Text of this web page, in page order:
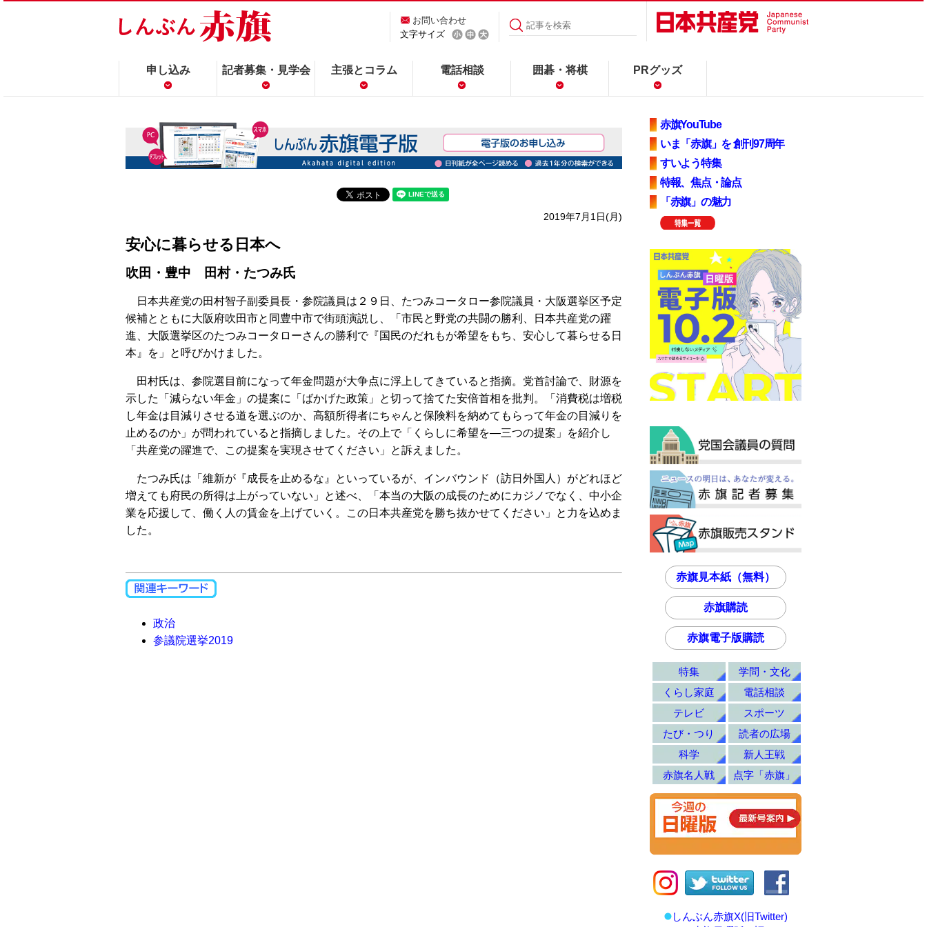
お問い合わせ
文字サイズ
申し込み 記者募集・見学会 主張とコラム 電話相談 囲碁・将棋 PRグッズ
2019年7月1日(月)
安心に暮らせる日本へ
吹田・豊中 田村・たつみ氏
日本共産党の田村智子副委員長・参院議員は２９日、たつみコータロー参院議員・大阪選挙区予定
候補とともに大阪府吹田市と同豊中市で街頭演説し、「市民と野党の共闘の勝利、日本共産党の躍
進、大阪選挙区のたつみコータローさんの勝利で『国民のだれもが希望をもち、安心して暮らせる日
本』を」と呼びかけました。
田村氏は、参院選目前になって年金問題が大争点に浮上してきていると指摘。党首討論で、財源を
示した「減らない年金」の提案に「ばかげた政策」と切って捨てた安倍首相を批判。「消費税は増税
し年金は目減りさせる道を選ぶのか、高額所得者にちゃんと保険料を納めてもらって年金の目減りを
止めるのか」が問われていると指摘しました。その上で「くらしに希望を―三つの提案」を紹介し
「共産党の躍進で、この提案を実現させてください」と訴えました。
たつみ氏は「維新が『成長を止めるな』といっているが、インバウンド（訪日外国人）がどれほど
増えても府民の所得は上がっていない」と述べ、「本当の大阪の成長のためにカジノでなく、中小企
業を応援して、働く人の賃金を上げていく。この日本共産党を勝ち抜かせてください」と力を込めま
した。
政治
参議院選挙2019
赤旗YouTube
いま「赤旗」を 創刊97周年
すいよう特集
特報、焦点・論点
「赤旗」の魅力
赤旗見本紙（無料）
赤旗購読
赤旗電子版購読
特集
学問・文化
くらし家庭
電話相談
テレビ
スポーツ
たび・つり
読者の広場
科学
新人王戦
赤旗名人戦
点字「赤旗」
しんぶん赤旗X(旧Twitter)